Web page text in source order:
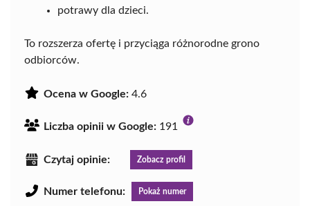
potrawy dla dzieci.
To rozszerza ofertę i przyciąga różnorodne grono
odbiorców.
Ocena w Google: 4.6
Liczba opinii w Google: 191
Czytaj opinie: Zobacz profil
Numer telefonu: Pokaż numer